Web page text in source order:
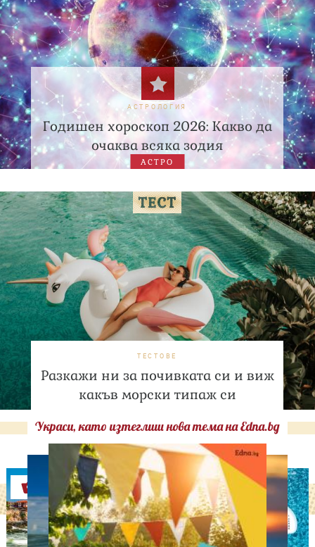
АСТРОЛОГИЯ
Годишен хороскоп 2026: Какво да
очаква всяка зодия
АСТРО
ТЕСТОВЕ
Разкажи ни за почивката си и виж
какъв морски типаж си
Украси, като изтеглиш нова тема на Edna.bg
Оферти
ЛЮБОПИТНО